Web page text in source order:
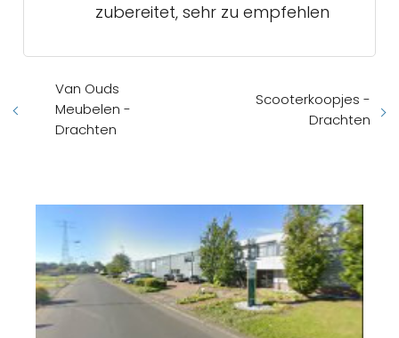
zubereitet, sehr zu empfehlen
Van Ouds
Meubelen -
Drachten
Scooterkoopjes -
Drachten